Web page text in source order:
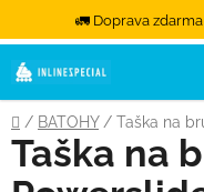
🚛 Doprava
Přejít na obsah
Domů
/ BATOHY / Taška na
Taška na